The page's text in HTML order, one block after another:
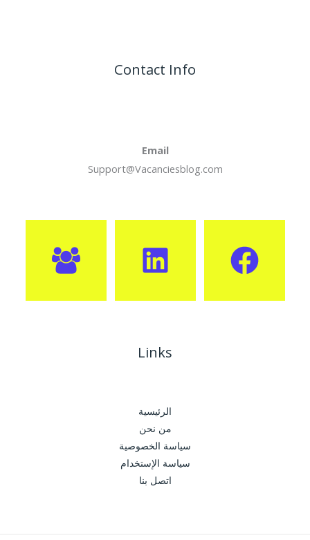
Contact Info
Email
Support@Vacanciesblog.com
Links
الرئيسية
من نحن
سياسة الخصوصية
سياسة الإستخدام
اتصل بنا